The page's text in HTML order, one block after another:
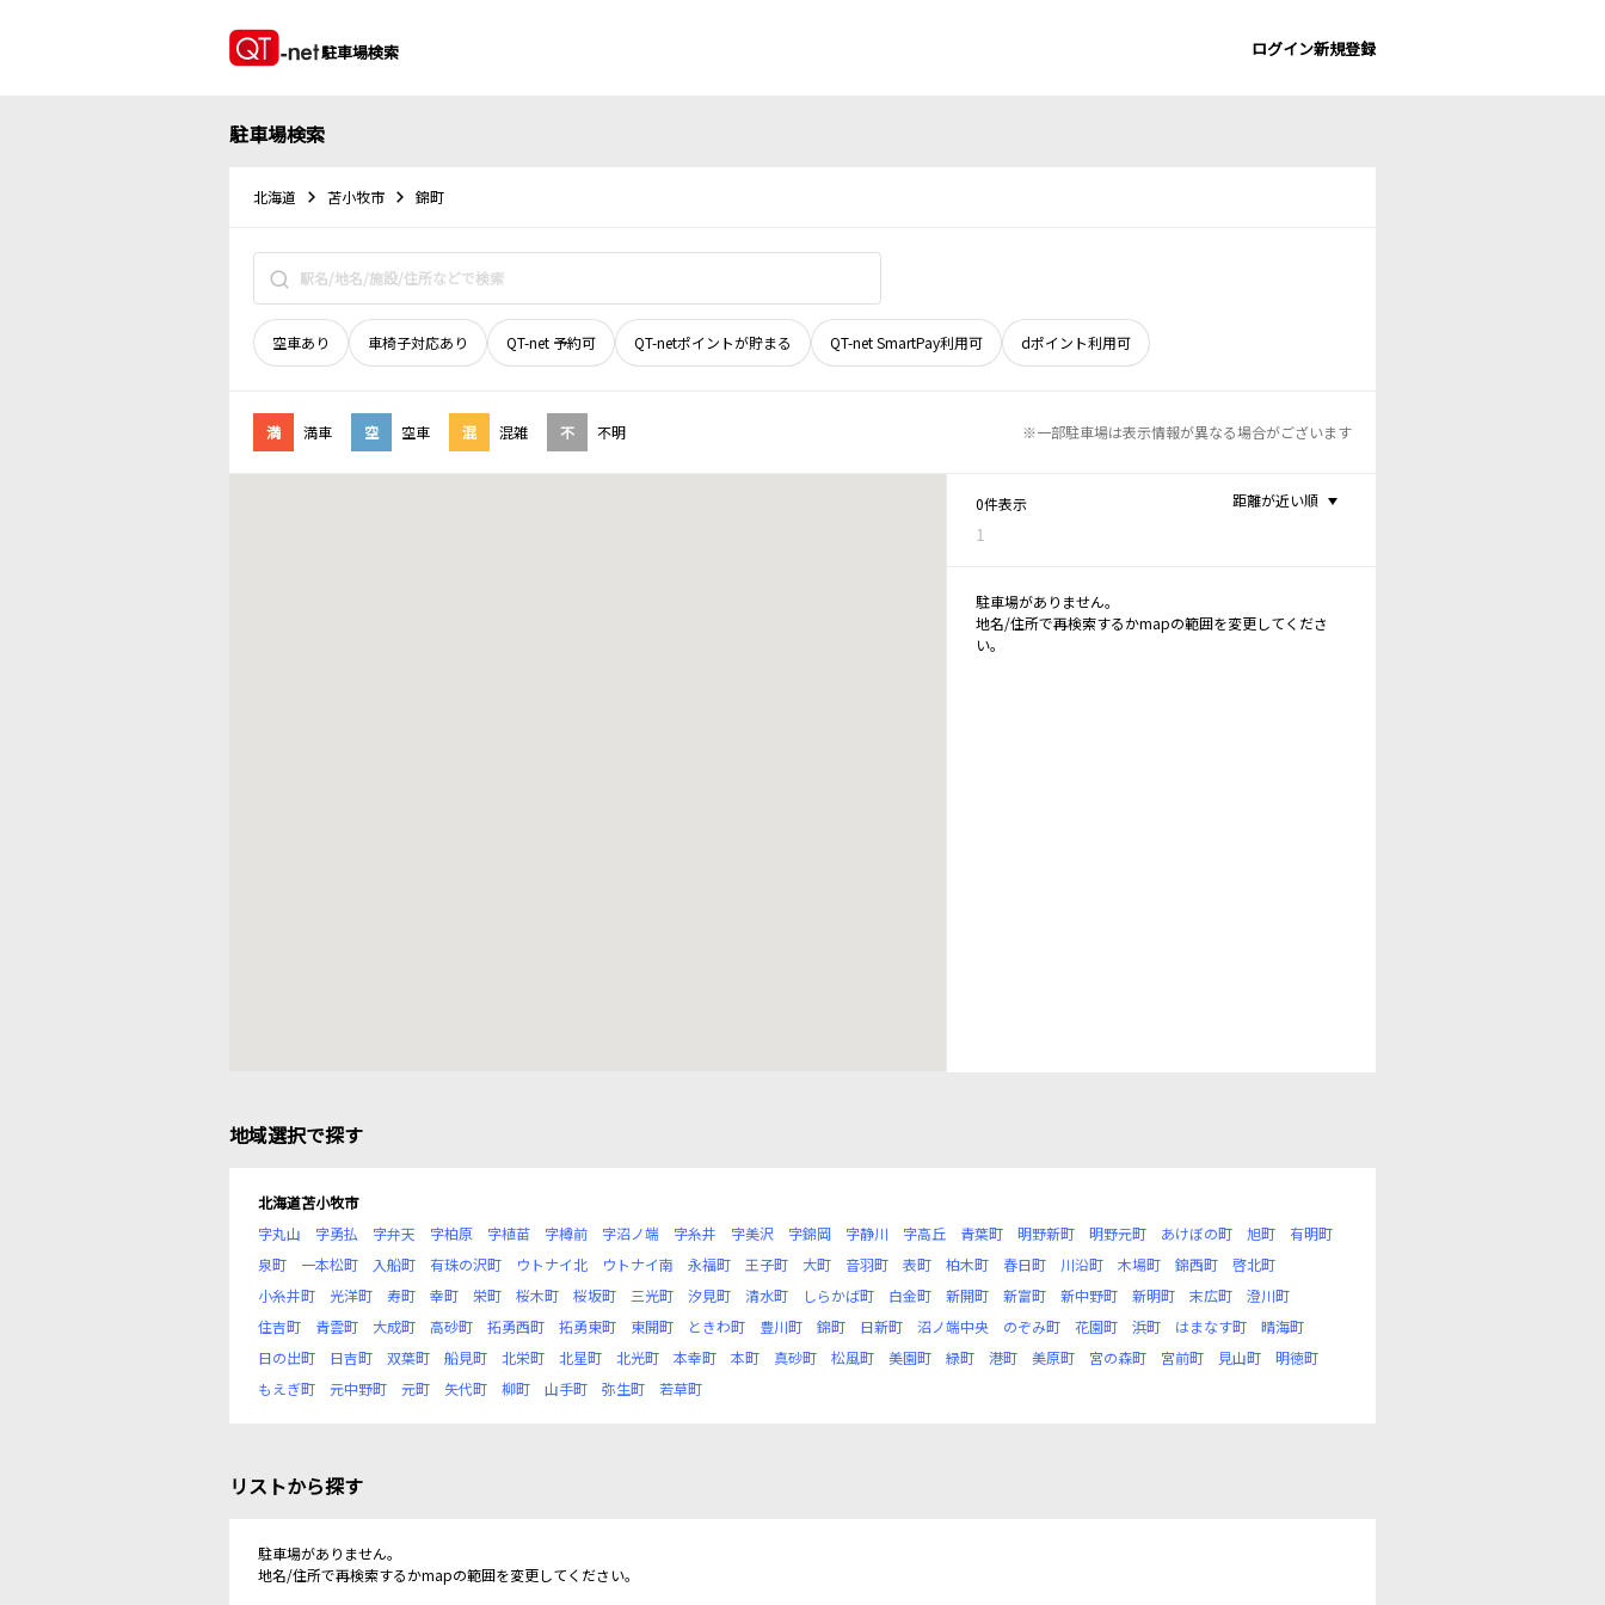
駐車場検索 ログイン新規登録
駐車場検索
北海道 苫小牧市 錦町
空車あり 車椅子対応あり QT-net 予約可 QT-netポイントが貯まる QT-net SmartPay利用可 dポイント利用可
満 満車 空 空車 混 混雑 不 不明 ※一部駐車場は表示情報が異なる場合がございます
0件表示
1
距離が近い順
駐車場がありません。
地名/住所で再検索するかmapの範囲を変更してくださ
い。
地域選択で探す
北海道苫小牧市
字丸山
字勇払 字弁天 字柏原 字植苗 字樽前 字沼ノ端 字糸井 字美沢 字錦岡 字静川 字高丘 青葉町 明野新町 明野元町 あけぼの町 旭町
有明町
泉町
一本松町 入船町 有珠の沢町 ウトナイ北 ウトナイ南 永福町 王子町 大町 音羽町 表町 柏木町 春日町 川沿町 木場町 錦西町
啓北町
小糸井町
光洋町 寿町 幸町 栄町 桜木町 桜坂町 三光町 汐見町 清水町 しらかば町 白金町 新開町 新富町 新中野町 新明町 末広町
澄川町
住吉町
青雲町 大成町 高砂町 拓勇西町 拓勇東町 東開町 ときわ町 豊川町 錦町 日新町 沼ノ端中央 のぞみ町 花園町 浜町 はまなす町
晴海町
日の出町
日吉町 双葉町 船見町 北栄町 北星町 北光町 本幸町 本町 真砂町 松風町 美園町 緑町 港町 美原町 宮の森町 宮前町 見山町
明徳町
もえぎ町
元中野町 元町 矢代町 柳町 山手町 弥生町 若草町
リストから探す
駐車場がありません。
地名/住所で再検索するかmapの範囲を変更してください。